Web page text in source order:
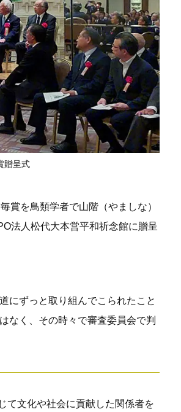
贈呈式
賞を鳥類学者で山階（やましな）
法人松代大本営平和祈念館に贈呈
にずっと取り組んでこられたこと
なく、その時々で審査委員会で判
て文化や社会に貢献した関係者を